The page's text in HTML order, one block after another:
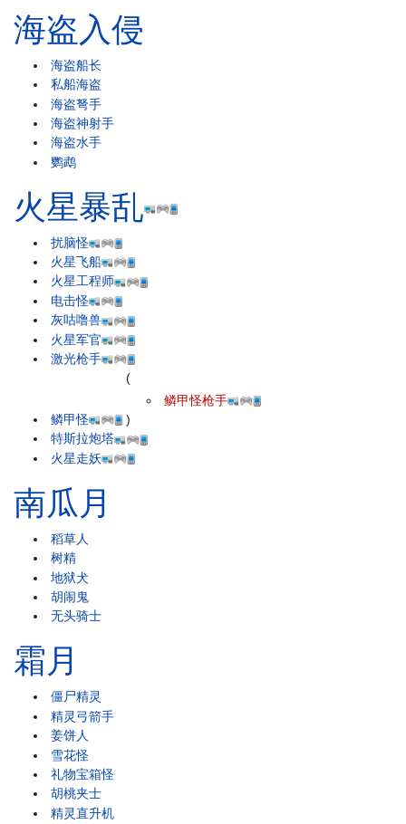
海盗入侵
海盗船长
私船海盗
海盗弩手
海盗神射手
海盗水手
鹦鹉
火星暴乱
扰脑怪
火星飞船
火星工程师
电击怪
灰咕噜兽
火星军官
激光枪手
鳞甲怪
(
鳞甲怪枪手
)
特斯拉炮塔
火星走妖
南瓜月
稻草人
树精
地狱犬
胡闹鬼
无头骑士
霜月
僵尸精灵
精灵弓箭手
姜饼人
雪花怪
礼物宝箱怪
胡桃夹士
精灵直升机